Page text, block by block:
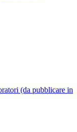
(da pubblicare in